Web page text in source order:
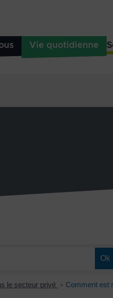
Vie quotidienne
le secteur privé > Comment est